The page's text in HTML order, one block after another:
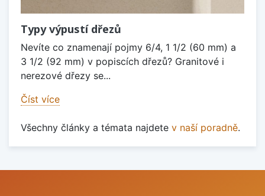
Typy výpustí dřezů
Nevíte co znamenají pojmy 6/4, 1 1/2 (60 mm) a
3 1/2 (92 mm) v popiscích dřezů? Granitové i
nerezové dřezy se...
Číst více
Všechny články a témata najdete v naší poradně.